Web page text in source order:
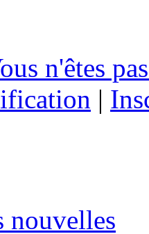
n'êtes
|
nouvelles